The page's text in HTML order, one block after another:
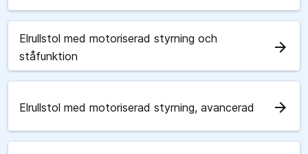
Elrullstol med motoriserad styrning och
ståfunktion
arrow_forward
Elrullstol med motoriserad styrning, avancerad arrow_forward